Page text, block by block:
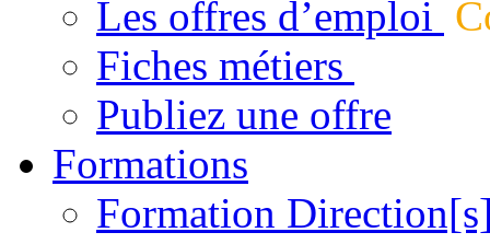
Les offres d’emploi
Fiches métiers
Publiez une offre
Formations
Formation